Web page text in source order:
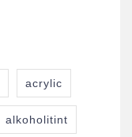
acrylic
alkoholitint